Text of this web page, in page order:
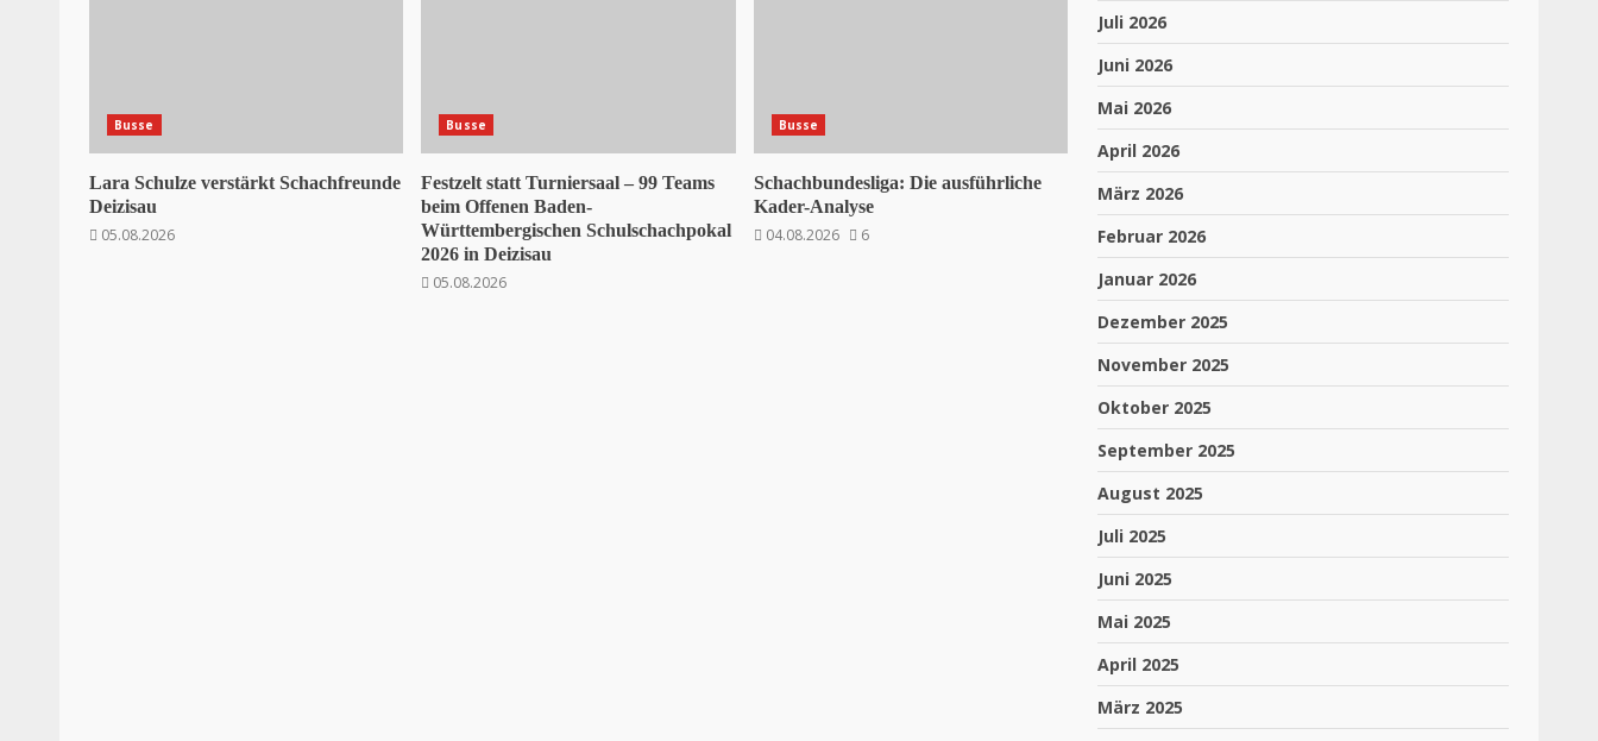
Busse
Lara Schulze verstärkt Schachfreunde
Deizisau
05.08.2026
Busse
Festzelt statt Turniersaal – 99 Teams
beim Offenen Baden-
Württembergischen Schulschachpokal
2026 in Deizisau
05.08.2026
Busse
Schachbundesliga: Die ausführliche
Kader-Analyse
04.08.2026
6
Juli 2026
Juni 2026
Mai 2026
April 2026
März 2026
Februar 2026
Januar 2026
Dezember 2025
November 2025
Oktober 2025
September 2025
August 2025
Juli 2025
Juni 2025
Mai 2025
April 2025
März 2025